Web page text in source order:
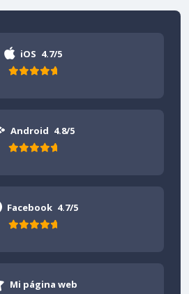
iOS 4.7/5
Android 4.8/5
Facebook 4.7/5
Mi página web